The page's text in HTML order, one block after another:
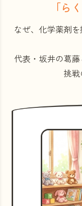
「ら
なぜ、化学薬剤
代表・坂井の葛
挑戦